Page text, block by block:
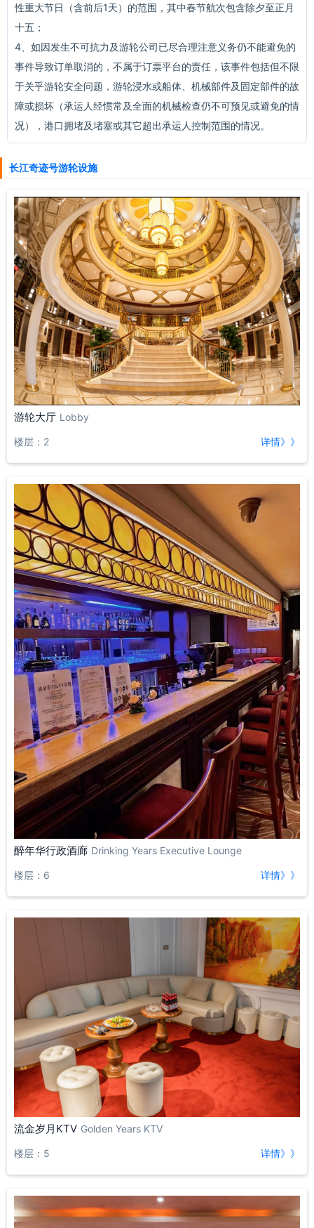
性重大节日（含前后1天）的范围，其中春节航次包含除夕至正月
十五；
4、如因发生不可抗力及游轮公司已尽合理注意义务仍不能避免的
事件导致订单取消的，不属于订票平台的责任，该事件包括但不限
于关乎游轮安全问题，游轮浸水或船体、机械部件及固定部件的故
障或损坏（承运人经惯常及全面的机械检查仍不可预见或避免的情
况），港口拥堵及堵塞或其它超出承运人控制范围的情况。
长江奇迹号游轮设施
游轮大厅 Lobby
楼层：2 详情》》
醉年华行政酒廊 Drinking Years Executive Lounge
楼层：6 详情》》
流金岁月KTV Golden Years KTV
楼层：5 详情》》